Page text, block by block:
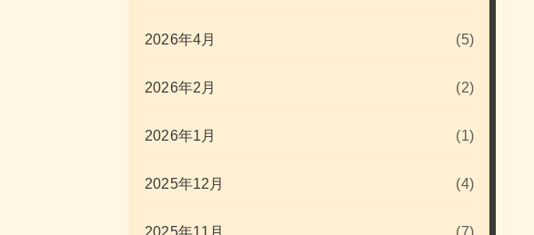
2026年4月 (5)
2026年2月 (2)
2026年1月 (1)
2025年12月 (4)
2025年11月 (7)